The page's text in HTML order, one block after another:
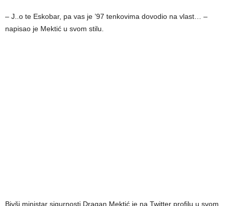
– J..o te Eskobar, pa vas je ’97 tenkovima dovodio na vlast… –
napisao je Mektić u svom stilu.
Bivši ministar sigurnosti Dragan Mektić je na Twitter profilu u svom